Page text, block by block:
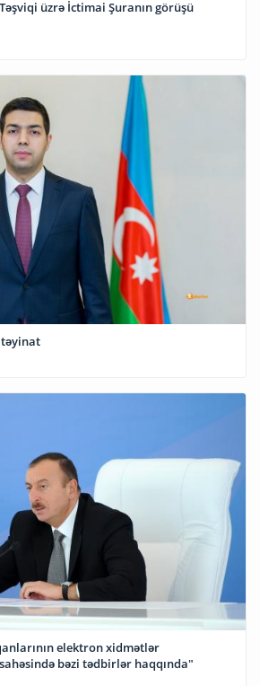
üzrə İctimai Şuranın görüşü
təyinat
elektron xidmətlər
bəzi tədbirlər haqqında"